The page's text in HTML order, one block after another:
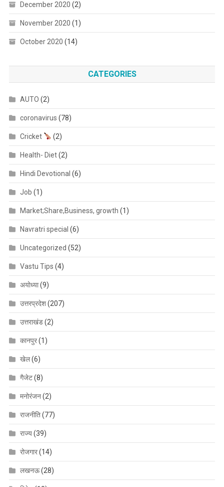
December 2020 (2)
November 2020 (1)
October 2020 (14)
CATEGORIES
AUTO (2)
coronavirus (78)
Cricket (2)
Health- Diet(2)
Hindi Devotional (6)
Job (1)
Market;Share,Business, growth (1)
Navratri special (6)
Uncategorized (52)
Vastu Tips (4)
अयोध्या(9)
उत्तरप्रदेश(207)
उत्तराखंड(2)
कानपुर(1)
खेल(6)
गैजेट(8)
मनोरंजन(2)
राजनीति(77)
राज्य(39)
रोजगार(14)
लखनऊ(28)